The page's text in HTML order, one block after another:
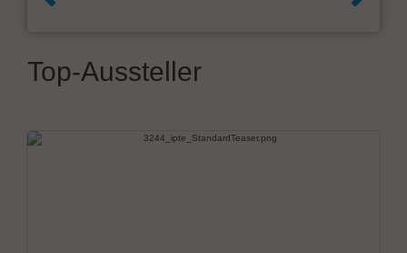
Top-Aussteller